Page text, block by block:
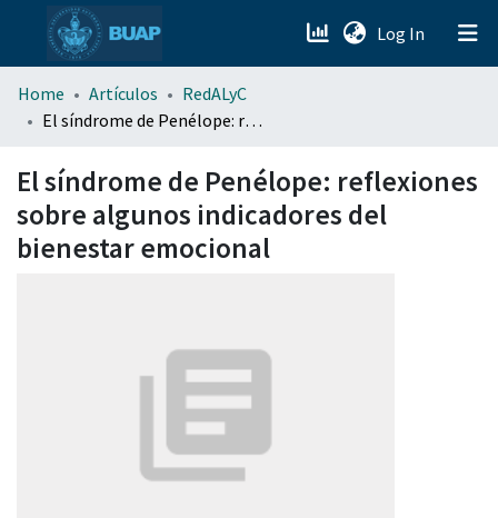
Log In (current)
menu.section.about_menu
Home Artículos
RedALyC
El síndrome de Penélope: reflexiones sobre algunos indicadores del bienestar emocional
El síndrome de Penélope: reflexiones
sobre algunos indicadores del
bienestar emocional